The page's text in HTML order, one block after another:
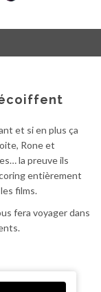
et si en plus ça
Rone et
la preuve ils
entièrement
films.
fera voyager dans